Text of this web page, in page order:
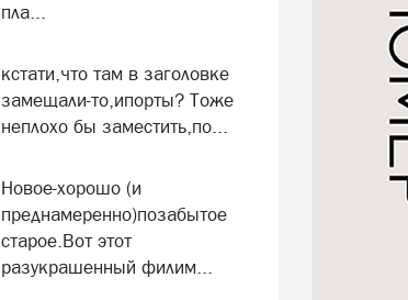
пла...
кстати,что там в заголовке
замещали-то,ипорты? Тоже
неплохо бы заместить,по...
Новое-хорошо (и
преднамеренно)позабытое
старое.Вот этот
разукрашенный филим...